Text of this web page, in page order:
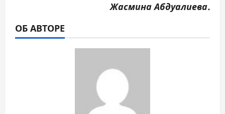
Жасмина Абдуалиева.
ОБ АВТОРЕ